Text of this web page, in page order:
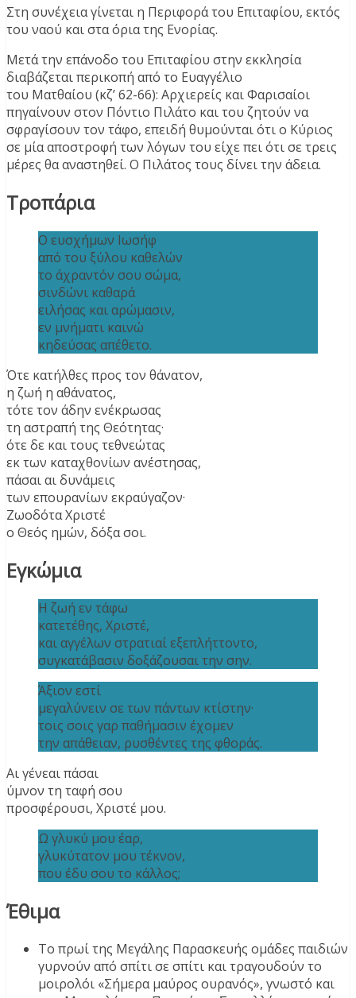
Στη συνέχεια γίνεται η Περιφορά του Επιταφίου, εκτός
του ναού και στα όρια της Ενορίας.
Μετά την επάνοδο του Επιταφίου στην εκκλησία
διαβάζεται περικοπή από το Ευαγγέλιο
του Ματθαίου (κζ’ 62-66): Αρχιερείς και Φαρισαίοι
πηγαίνουν στον Πόντιο Πιλάτο και του ζητούν να
σφραγίσουν τον τάφο, επειδή θυμούνται ότι ο Κύριος
σε μία αποστροφή των λόγων του είχε πει ότι σε τρεις
μέρες θα αναστηθεί. Ο Πιλάτος τους δίνει την άδεια.
Τροπάρια
Ο ευσχήμων Ιωσήφ
από του ξύλου καθελών
το άχραντόν σου σώμα,
σινδώνι καθαρά
ειλήσας και αρώμασιν,
εν μνήματι καινώ
κηδεύσας απέθετο.
Ότε κατήλθες προς τον θάνατον,
η ζωή η αθάνατος,
τότε τον άδην ενέκρωσας
τη αστραπή της Θεότητας·
ότε δε και τους τεθνεώτας
εκ των καταχθονίων ανέστησας,
πάσαι αι δυνάμεις
των επουρανίων εκραύγαζον·
Ζωοδότα Χριστέ
ο Θεός ημών, δόξα σοι.
Εγκώμια
Η ζωή εν τάφω
κατετέθης, Χριστέ,
και αγγέλων στρατιαί εξεπλήττοντο,
συγκατάβασιν δοξάζουσαι την σην.
Άξιον εστί
μεγαλύνειν σε των πάντων κτίστην·
τοις σοις γαρ παθήμασιν έχομεν
την απάθειαν, ρυσθέντες της φθοράς.
Αι γένεαι πάσαι
ύμνον τη ταφή σου
προσφέρουσι, Χριστέ μου.
Ω γλυκύ μου έαρ,
γλυκύτατον μου τέκνον,
που έδυ σου το κάλλος;
Έθιμα
Το πρωί της Μεγάλης Παρασκευής ομάδες παιδιών
γυρνούν από σπίτι σε σπίτι και τραγουδούν το
μοιρολόι «Σήμερα μαύρος ουρανός», γνωστό και